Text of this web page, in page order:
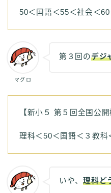
50＜国語＜55＜社会＜
マグロ
第３回のデジ
【新小５ 第５回全国公
理科＜50＜国語＜３教科
いや、理科ど